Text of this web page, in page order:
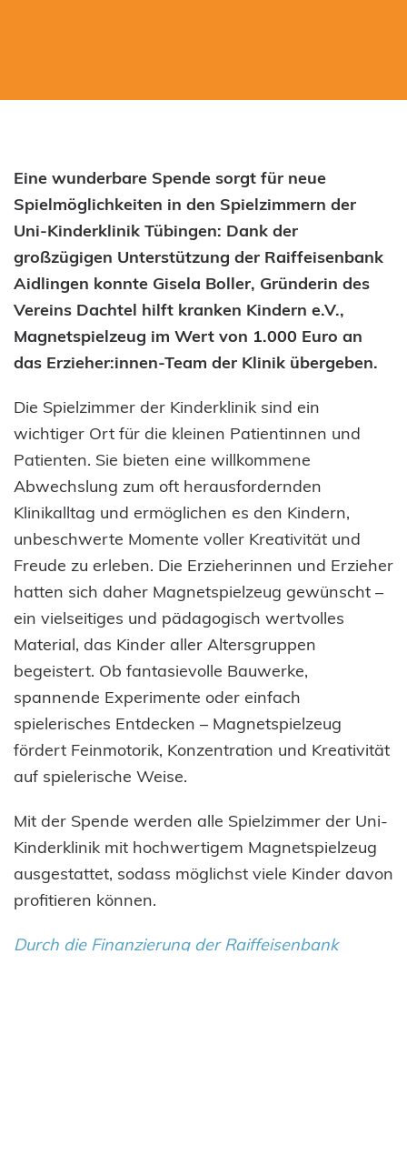
Eine wunderbare Spende sorgt für neue
Spielmöglichkeiten in den Spielzimmern der
Uni-Kinderklinik Tübingen: Dank der
großzügigen Unterstützung der Raiffeisenbank
Aidlingen konnte Gisela Boller, Gründerin des
Vereins Dachtel hilft kranken Kindern e.V.,
Magnetspielzeug im Wert von 1.000 Euro an
das Erzieher:innen-Team der Klinik übergeben.
Die Spielzimmer der Kinderklinik sind ein
wichtiger Ort für die kleinen Patientinnen und
Patienten. Sie bieten eine willkommene
Abwechslung zum oft herausfordernden
Klinikalltag und ermöglichen es den Kindern,
unbeschwerte Momente voller Kreativität und
Freude zu erleben. Die Erzieherinnen und Erzieher
hatten sich daher Magnetspielzeug gewünscht –
ein vielseitiges und pädagogisch wertvolles
Material, das Kinder aller Altersgruppen
begeistert. Ob fantasievolle Bauwerke,
spannende Experimente oder einfach
spielerisches Entdecken – Magnetspielzeug
fördert Feinmotorik, Konzentration und Kreativität
auf spielerische Weise.
Mit der Spende werden alle Spielzimmer der Uni-
Kinderklinik mit hochwertigem Magnetspielzeug
ausgestattet, sodass möglichst viele Kinder davon
profitieren können.
Durch die Finanzierung der Raiffeisenbank